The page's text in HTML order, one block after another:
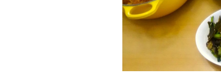
●かぶの和風ピクルス
●出し殻昆布とかぶの葉のふ